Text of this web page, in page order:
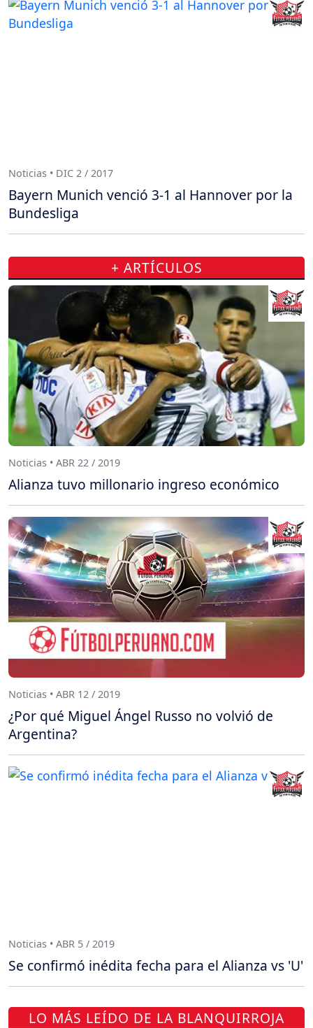
Noticias • DIC 2 / 2017
Bayern Munich venció 3-1 al Hannover por la
Bundesliga
+ ARTÍCULOS
Noticias • ABR 22 / 2019
Alianza tuvo millonario ingreso económico
Noticias • ABR 12 / 2019
¿Por qué Miguel Ángel Russo no volvió de
Argentina?
Noticias • ABR 5 / 2019
Se confirmó inédita fecha para el Alianza vs 'U'
LO MÁS LEÍDO DE LA BLANQUIRROJA